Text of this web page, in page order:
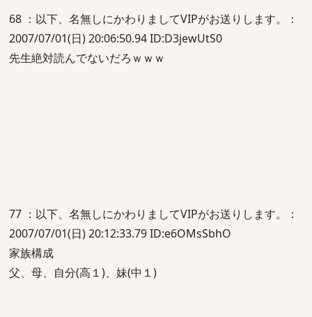
68 ：以下、名無しにかわりましてVIPがお送りします。：
2007/07/01(日) 20:06:50.94 ID:D3jewUtS0
先生絶対読んでないだろｗｗｗ
77 ：以下、名無しにかわりましてVIPがお送りします。：
2007/07/01(日) 20:12:33.79 ID:e6OMsSbhO
家族構成
父、母、自分(高１)、妹(中１)